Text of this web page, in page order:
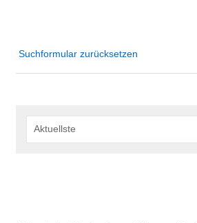
Suchformular zurücksetzen